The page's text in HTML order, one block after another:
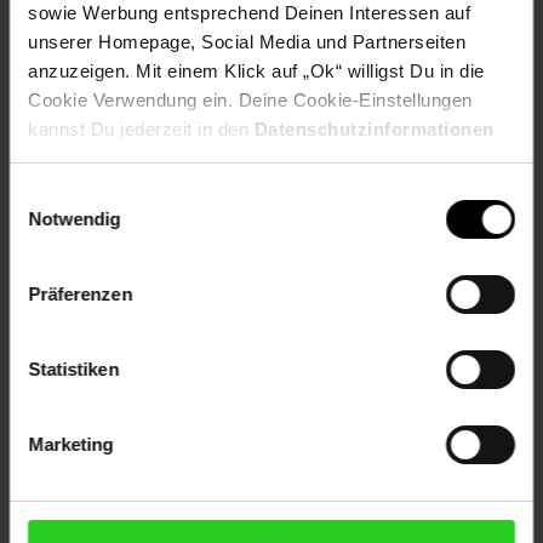
sowie Werbung entsprechend Deinen Interessen auf
unserer Homepage, Social Media und Partnerseiten
anzuzeigen. Mit einem Klick auf „Ok“ willigst Du in die
Cookie Verwendung ein. Deine Cookie-Einstellungen
kannst Du jederzeit in den Datenschutzinformationen
ändern bzw. widerrufen.
Notwendig
Präferenzen
Statistiken
Marketing
2 L
Artikelnummer: 2684434000
EAN: 4260517460391
Artikel gehört zur Kategorie:Vakuumierer
Fußzeile